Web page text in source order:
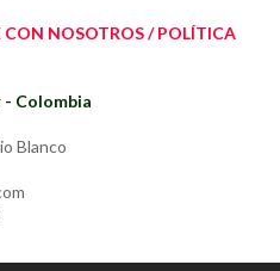
CON NOSOTROS / POLÍTICA
Colombia
Blanco